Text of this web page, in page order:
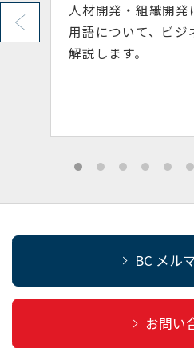
発・組織開発に関連する専門
ついて、ビジネスコーチ社が
BC メル
お問い